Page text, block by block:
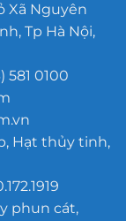
Xã Nguyên
Tp Hà Nội,
0100
Hạt thủy tinh,
phun cát,